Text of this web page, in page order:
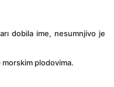
dobila ime, nesumnjivo je
plodovima.